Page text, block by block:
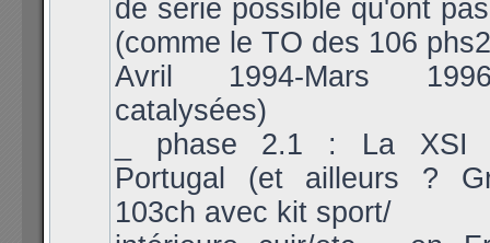
de série possible qu'ont
(comme le TO des 106
Avril 1994-Mars
catalysées)
_ phase 2.1 : La XSI
Portugal (et ailleurs ?
103ch avec kit sport/